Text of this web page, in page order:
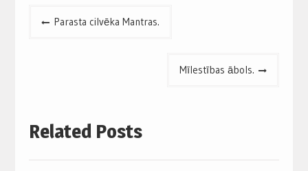
PostParasta cilvēka Mantras.
Mīlestības ābols.
Related Posts